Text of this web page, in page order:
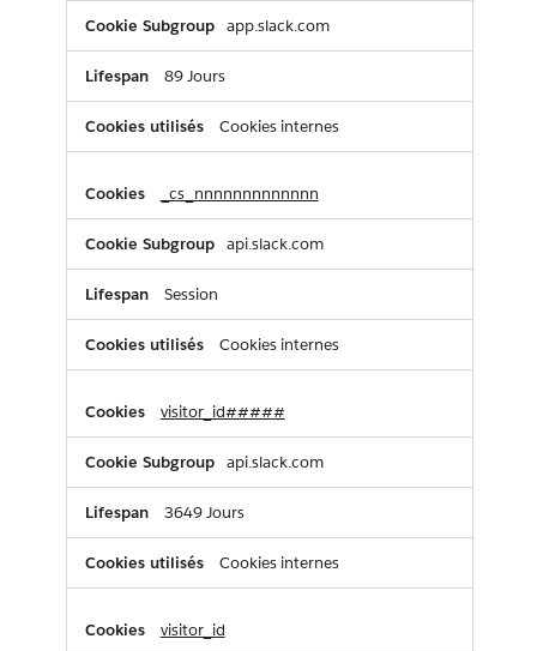
app.slack.com
89 Jours
Cookies internes
_cs_nnnnnnnnnnnnn
api.slack.com
Session
Cookies internes
visitor_id#####
api.slack.com
3649 Jours
Cookies internes
visitor_id